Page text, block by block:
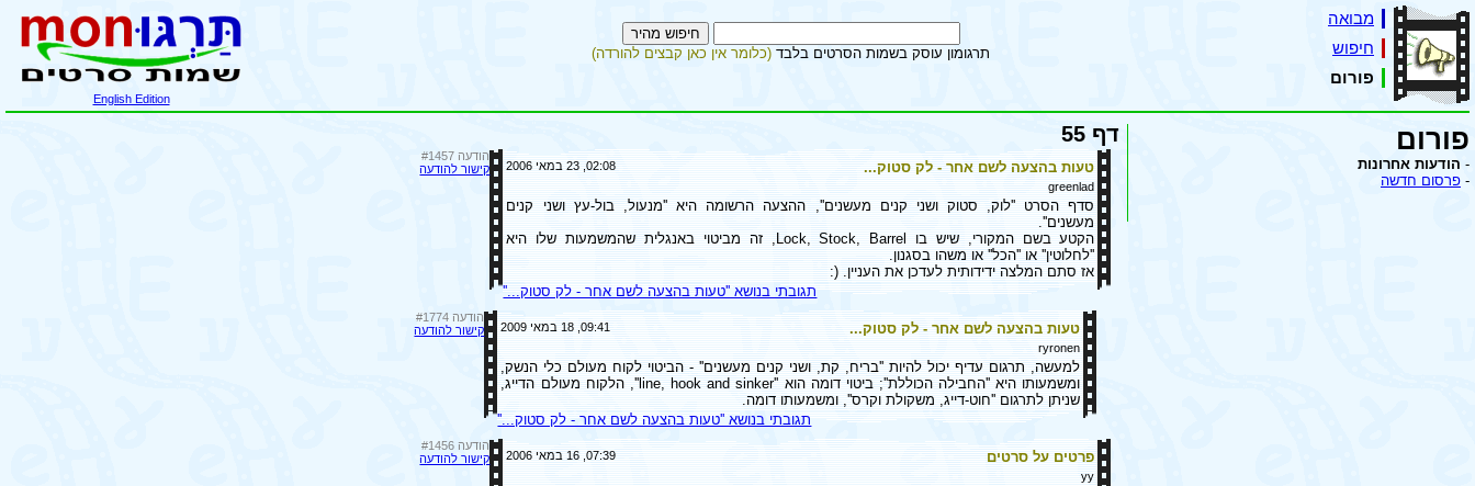
מבואה
חיפוש
פורום
תרגומון עוסק בשמות הסרטים בלבד (כלומר אין כאן קבצים להורדה)
English Edition
פורום
- הודעות אחרונות
- פרסום חדשה
דף 55
טעות בהצעה לשם אחר - לק סטוק...
02:08, 23 במאי 2006
greenlad
סדף הסרט ''לוק, סטוק ושני קנים מעשנים'', ההצעה הרשומה היא ''מנעול, בול-עץ ושני קנים
מעשנים''.
הקטע בשם המקורי, שיש בו Lock, Stock, Barrel, זה מביטוי באנגלית שהמשמעות שלו היא
''לחלוטין'' או ''הכל'' או משהו בסגנון.
אז סתם המלצה ידידותית לעדכן את העניין. (:
תגובתי בנושא ''טעות בהצעה לשם אחר - לק סטוק...''
הודעה #1457
קישור להודעה
טעות בהצעה לשם אחר - לק סטוק...
09:41, 18 במאי 2009
ryronen
למעשה, תרגום עדיף יכול להיות ''בריח, קת, ושני קנים מעשנים'' - הביטוי לקוח מעולם כלי הנשק,
ומשמעותו היא ''החבילה הכוללת''; ביטוי דומה הוא ''line, hook and sinker'', הלקוח מעולם הדייג,
שניתן לתרגום ''חוט-דייג, משקולת וקרס'', ומשמעותו דומה.
תגובתי בנושא ''טעות בהצעה לשם אחר - לק סטוק...''
הודעה #1774
קישור להודעה
פרטים על סרטים
07:39, 16 במאי 2006
yy
הודעה #1456
קישור להודעה